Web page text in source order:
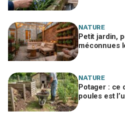
NATURE
Petit jardin,
méconnues
NATURE
Potager : ce
poules est